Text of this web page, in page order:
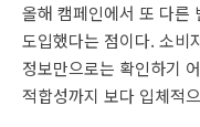
올해 캠페인에서 또 다른
도입했다는 점이다. 소비
정보만으로는 확인하기
적합성까지 보다 입체적